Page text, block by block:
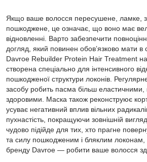
Якщо ваше волосся пересушене, ламке,
пошкоджене, це означає, що воно має
відновленні. Варто забезпечити
догляд, який повинен обовʼязково мати в
Davroe Rebuilder Protein Hair Treatment на
створена спеціально для інтенсивного
пошкодженої структури локонів.
засобу робить пасма більш
здоровими. Маска також реконструює
усуває негативний вплив вільних
пухнастість, покращуючи зовнішній
чудово підійде для тих, хто прагне
та силу пошкодженим і бляклим локонам,
бренду Davroe — робити ваше волосся